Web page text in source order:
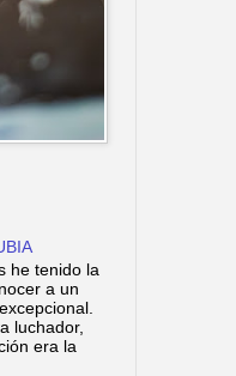
he tenido la
a un
luchador,
era la